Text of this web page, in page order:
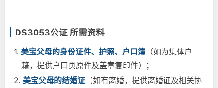
DS3053公证 所需资料
1. 美宝父母的身份证件、护照、户口簿 （如为集体户
籍，提供户口页原件及盖章复印件）；
2. 美宝父母的结婚证 （如有离婚，提供离婚证及相关协